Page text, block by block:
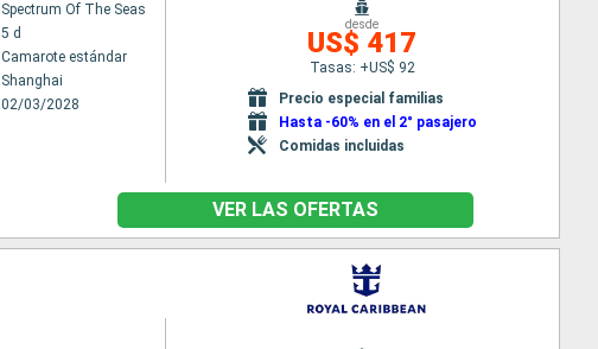
Spectrum Of The Seas
5 d
Camarote estándar
Shanghai
02/03/2028
desde
US$ 417
Tasas: +US$ 92
Precio especial familias
Hasta -60% en el 2° pasajero
Comidas incluidas
VER LAS OFERTAS